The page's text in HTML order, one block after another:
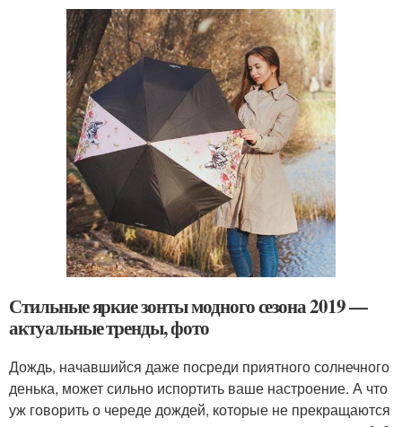
Стильные яркие зонты модного сезона 2019 —
актуальные тренды, фото
Дождь, начавшийся даже посреди приятного солнечного
денька, может сильно испортить ваше настроение. А что
уж говорить о череде дождей, которые не прекращаются